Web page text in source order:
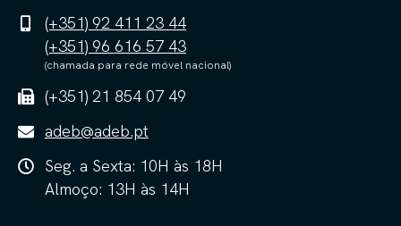
(+351) 92 411 23 44
(+351) 96 616 57 43
(chamada para rede móvel nacional)
(+351) 21 854 07 49
adeb@adeb.pt
Seg. a Sexta: 10H às 18H
Almoço: 13H às 14H